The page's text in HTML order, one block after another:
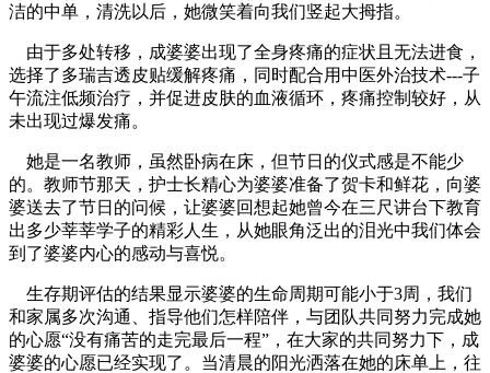
洁的中单，清洗以后，她微笑着向我们竖起大拇指。
由于多处转移，成婆婆出现了全身疼痛的症状且无法进食，
选择了多瑞吉透皮贴缓解疼痛，同时配合用中医外治技术---子
午流注低频治疗，并促进皮肤的血液循环，疼痛控制较好，从
未出现过爆发痛。
她是一名教师，虽然卧病在床，但节日的仪式感是不能少
的。教师节那天，护士长精心为婆婆准备了贺卡和鲜花，向婆
婆送去了节日的问候，让婆婆回想起她曾今在三尺讲台下教育
出多少莘莘学子的精彩人生，从她眼角泛出的泪光中我们体会
到了婆婆内心的感动与喜悦。
生存期评估的结果显示婆婆的生命周期可能小于3周，我们
和家属多次沟通、指导他们怎样陪伴，与团队共同努力完成她
的心愿“没有痛苦的走完最后一程”，在大家的共同努力下，成
婆婆的心愿已经实现了。当清晨的阳光洒落在她的床单上，往